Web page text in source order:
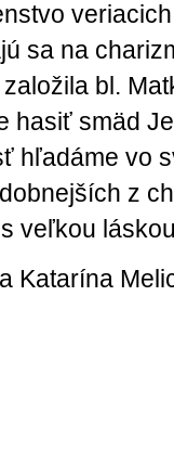
sa na
bl.
hasiť smäd
hľadáme vo
z
veľkou
Katarína